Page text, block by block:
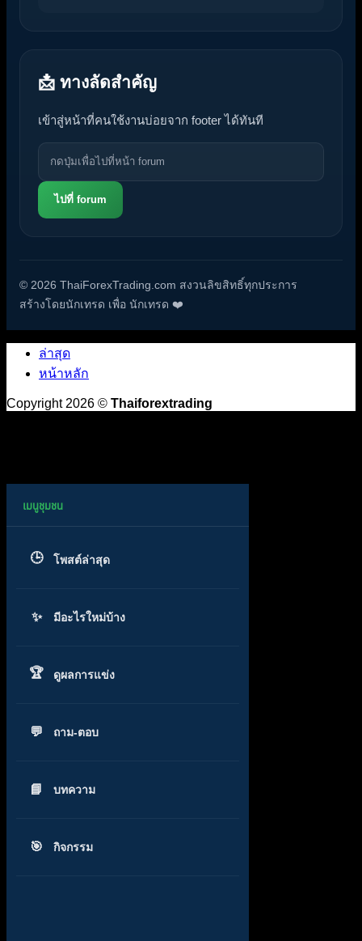
📩 ทางลัดสำคัญ
เข้าสู่หน้าที่คนใช้งานบ่อยจาก footer ได้ทันที
ไปที่ forum
© 2026 ThaiForexTrading.com สงวนลิขสิทธิ์ทุกประการ
สร้างโดยนักเทรด เพื่อ นักเทรด ❤️
ล่าสุด
หน้าหลัก
Copyright 2026 © Thaiforextrading
โพสต์ล่าสุด
มีอะไรใหม่บ้าง
ดูผลการแข่ง
ถาม-ตอบ
บทความ
กิจกรรม